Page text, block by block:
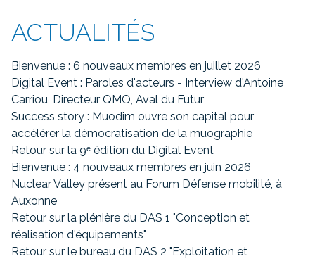
ACTUALITÉS
Bienvenue : 6 nouveaux membres en juillet 2026
Digital Event : Paroles d'acteurs - Interview d'Antoine
Carriou, Directeur QMO, Aval du Futur
Success story : Muodim ouvre son capital pour
accélérer la démocratisation de la muographie
Retour sur la 9ᵉ édition du Digital Event
Bienvenue : 4 nouveaux membres en juin 2026
Nuclear Valley présent au Forum Défense mobilité, à
Auxonne
Retour sur la plénière du DAS 1 "Conception et
réalisation d'équipements"
Retour sur le bureau du DAS 2 "Exploitation et